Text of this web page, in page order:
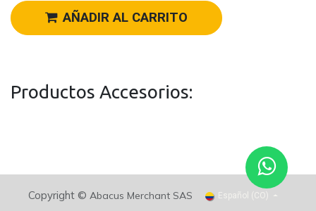
AÑADIR AL CARRITO
Productos Accesorios:
Copyright © Abacus Merchant SAS Español (CO)